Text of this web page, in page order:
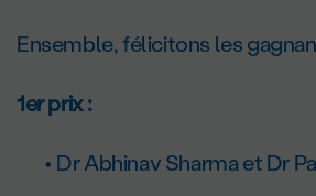
Ensemble, félicitons les
1erprix :
Dr Abhinav Sharma et Dr